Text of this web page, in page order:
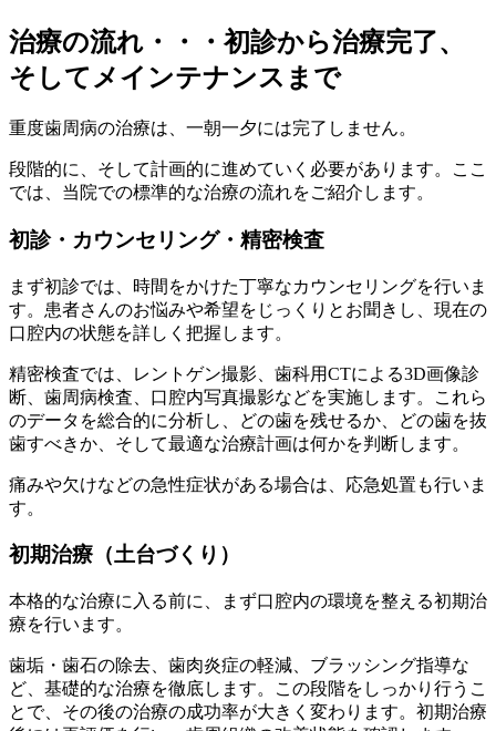
治療の流れ・・・初診から治療完了、
そしてメインテナンスまで
重度歯周病の治療は、一朝一夕には完了しません。
段階的に、そして計画的に進めていく必要があります。ここ
では、当院での標準的な治療の流れをご紹介します。
初診・カウンセリング・精密検査
まず初診では、時間をかけた丁寧なカウンセリングを行いま
す。患者さんのお悩みや希望をじっくりとお聞きし、現在の
口腔内の状態を詳しく把握します。
精密検査では、レントゲン撮影、歯科用CTによる3D画像診
断、歯周病検査、口腔内写真撮影などを実施します。これら
のデータを総合的に分析し、どの歯を残せるか、どの歯を抜
歯すべきか、そして最適な治療計画は何かを判断します。
痛みや欠けなどの急性症状がある場合は、応急処置も行いま
す。
初期治療（土台づくり）
本格的な治療に入る前に、まず口腔内の環境を整える初期治
療を行います。
歯垢・歯石の除去、歯肉炎症の軽減、ブラッシング指導な
ど、基礎的な治療を徹底します。この段階をしっかり行うこ
とで、その後の治療の成功率が大きく変わります。初期治療